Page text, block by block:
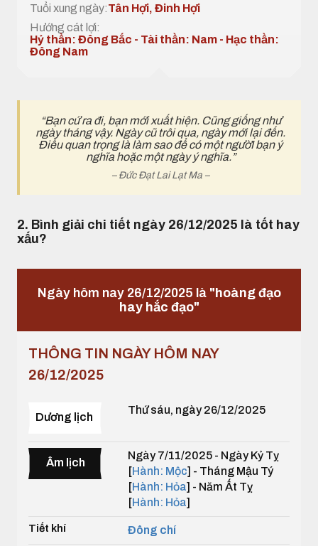
Tuổi xung ngày:Tân Hợi, Đinh Hợi
Hướng cát lợi:
Hỷ thần: Đông Bắc - Tài thần: Nam - Hạc thần:
Đông Nam
“Bạn cứ ra đi, bạn mới xuất hiện. Cũng giống như
ngày tháng vậy. Ngày cũ trôi qua, ngày mới lại đến.
Điều quan trọng là làm sao để có một ngườI bạn ý
nghĩa hoặc một ngày ý nghĩa.”
– Đức Đạt Lai Lạt Ma –
2. Bình giải chi tiết ngày 26/12/2025 là tốt hay
xấu?
Ngày hôm nay 26/12/2025 là "hoàng đạo
hay hắc đạo"
THÔNG TIN NGÀY HÔM NAY
26/12/2025
Dương lịch
Thứ sáu, ngày 26/12/2025
Âm lịch
Ngày 7/11/2025 - Ngày Kỷ Tỵ
[Hành: Mộc] - Tháng Mậu Tý
[Hành: Hỏa] - Năm Ất Tỵ
[Hành: Hỏa]
Tiết khí Đông chí